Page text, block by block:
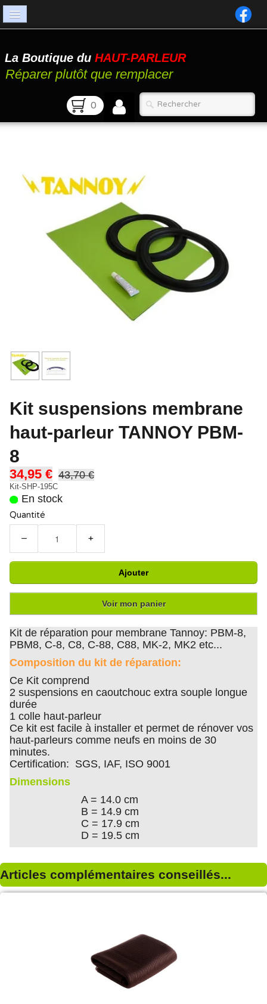
Catalogue
Atelier
La Boutique du HAUT-PARLEUR
Réparer plutôt que remplacer
0
Kit suspensions membrane
haut-parleur TANNOY PBM-
8
34,95 € 43,70 €
Kit-SHP-195C
En stock
Quantité
− +
Ajouter
Voir mon panier
Kit de réparation pour membrane Tannoy: PBM-8,
PBM8, C-8, C8, C-88, C88, MK-2, MK2 etc...
Composition du kit de réparation:
Ce Kit comprend
2 suspensions en caoutchouc extra souple longue
durée
1 colle haut-parleur
Ce kit est facile à installer et permet de rénover vos
haut-parleurs comme neufs en moins de 30
minutes.
Certification: SGS, IAF, ISO 9001
Dimensions
A = 14.0 cm
B = 14.9 cm
C = 17.9 cm
D = 19.5 cm
Articles complémentaires conseillés...